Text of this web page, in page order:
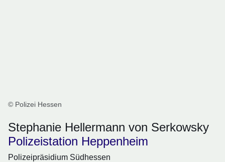
© Polizei Hessen
Stephanie Hellermann von Serkowsky
Polizeistation Heppenheim
Polizeipräsidium Südhessen